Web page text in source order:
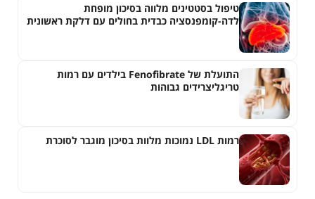
טיפול בסטטינים מלווה בסיכון מופחת
לדה-קומפנסציה כבדית בחולים עם דלקת ראשונית
התועלת של Fenofibrate בילדים עם רמות
טריגליצרידים גבוהות
רמות LDL נמוכות מלוות בסיכון מוגבר לסוכרת